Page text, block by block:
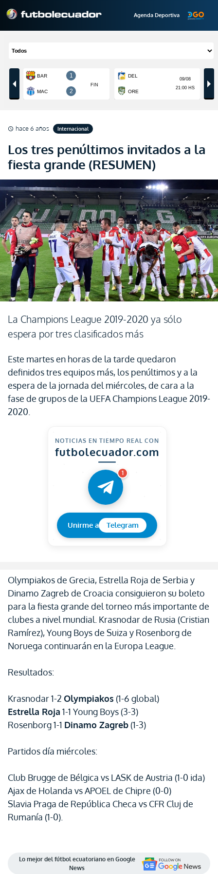
Agenda Deportiva
schedule hace 6 años Internacional
Los tres penúltimos invitados a la
fiesta grande (RESUMEN)
La Champions League 2019-2020 ya sólo
espera por tres clasificados más
Este martes en horas de la tarde quedaron
definidos tres equipos más, los penúltimos y a la
espera de la jornada del miércoles, de cara a la
fase de grupos de la UEFA Champions League 2019-
2020.
NOTICIAS EN TIEMPO REAL CON
futbolecuador.com
1
Unirme a Telegram
Olympiakos de Grecia, Estrella Roja de Serbia y
Dinamo Zagreb de Croacia consiguieron su boleto
para la fiesta grande del torneo más importante de
clubes a nivel mundial. Krasnodar de Rusia (Cristian
Ramírez), Young Boys de Suiza y Rosenborg de
Noruega continuarán en la Europa League.
Resultados:
Krasnodar 1-2 Olympiakos (1-6 global)
Estrella Roja 1-1 Young Boys (3-3)
Rosenborg 1-1 Dinamo Zagreb (1-3)
Partidos día miércoles:
Club Brugge de Bélgica vs LASK de Austria (1-0 ida)
Ajax de Holanda vs APOEL de Chipre (0-0)
Slavia Praga de República Checa vs CFR Cluj de
Rumanía (1-0).
Lo mejor del fútbol ecuatoriano en Google
News